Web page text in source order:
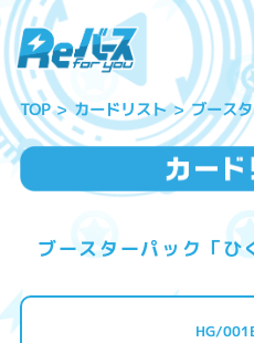
TOP カードリスト ブース
ブースターパック「ひ
HG/